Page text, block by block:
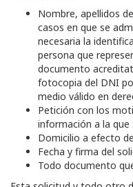
Nombre, apellidos
casos en que se
necesaria la
persona que
documento
fotocopia del DNI
medio válido en
Petición con los
información a la que
Domicilio a efecto
Fecha y firma del
Todo documento